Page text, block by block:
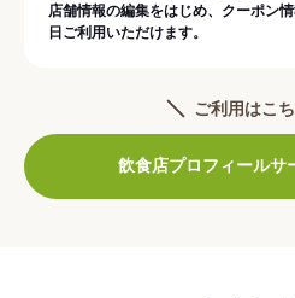
店舗情報の編集をはじめ、クーポン
日ご利用いただけます。
ご利用はこ
飲食店プロフィールサ